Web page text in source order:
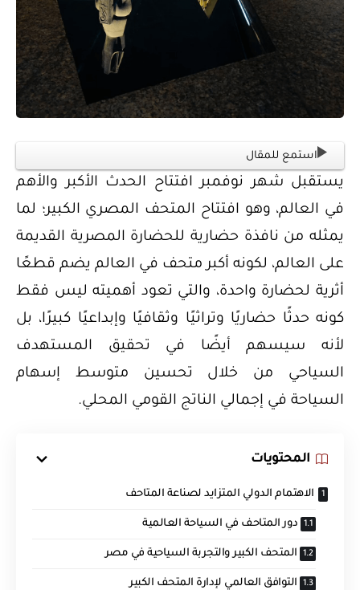
استمع للمقال
يستقبل شهر نوفمبر افتتاح الحدث الأكبر والأهم
في العالم، وهو افتتاح المتحف المصري الكبير؛ لما
يمثله من نافذة حضارية للحضارة المصرية القديمة
على العالم، لكونه أكبر متحف في العالم يضم قطعًا
أثرية لحضارة واحدة، والتي تعود أهميته ليس فقط
كونه حدثًا حضاريًا وتراثيًا وثقافيًا وإبداعيًا كبيرًا، بل
لأنه سيسهم أيضًا في تحقيق المستهدف
السياحي من خلال تحسين متوسط إسهام
السياحة في إجمالي الناتج القومي المحلي.
المحتويات
الاهتمام الدولي المتزايد لصناعة المتاحف
دور المتاحف في السياحة العالمية
المتحف الكبير والتجربة السياحية في مصر
التوافق العالمي لإدارة المتحف الكبير